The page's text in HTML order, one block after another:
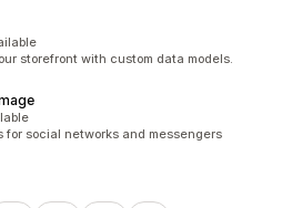
storefront with custom data models.
for social networks and messengers